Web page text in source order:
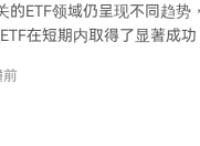
的ETF领域仍呈现不同趋势
在短期内取得了显著成
认为，这表明投资者对于